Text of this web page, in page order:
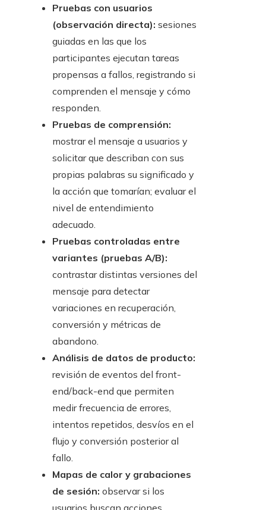
Pruebas con usuarios
(observación directa): sesiones
guiadas en las que los
participantes ejecutan tareas
propensas a fallos, registrando si
comprenden el mensaje y cómo
responden.
Pruebas de comprensión:
mostrar el mensaje a usuarios y
solicitar que describan con sus
propias palabras su significado y
la acción que tomarían; evaluar el
nivel de entendimiento
adecuado.
Pruebas controladas entre
variantes (pruebas A/B):
contrastar distintas versiones del
mensaje para detectar
variaciones en recuperación,
conversión y métricas de
abandono.
Análisis de datos de producto:
revisión de eventos del front-
end/back-end que permiten
medir frecuencia de errores,
intentos repetidos, desvíos en el
flujo y conversión posterior al
fallo.
Mapas de calor y grabaciones
de sesión: observar si los